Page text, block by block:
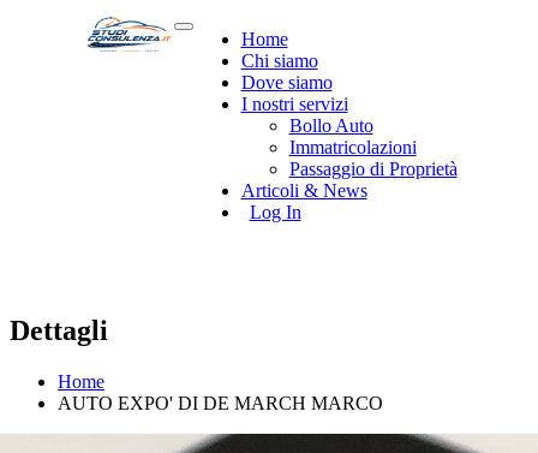
Home
Chi siamo
Dove siamo
I nostri servizi
Bollo Auto
Immatricolazioni
Passaggio di Proprietà
Articoli & News
Log In
Dettagli
Home
AUTO EXPO' DI DE MARCH MARCO